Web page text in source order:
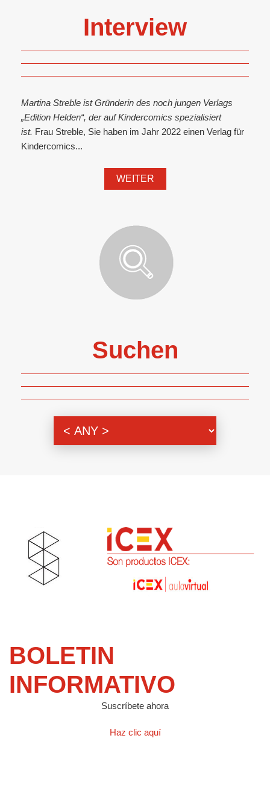
Interview
Martina Streble ist Gründerin des noch jungen Verlags
„Edition Helden“, der auf Kindercomics spezialisiert
ist. Frau Streble, Sie haben im Jahr 2022 einen Verlag für
Kindercomics...
WEITER
Suchen
BOLETIN
INFORMATIVO
Suscríbete ahora
Haz clic aquí